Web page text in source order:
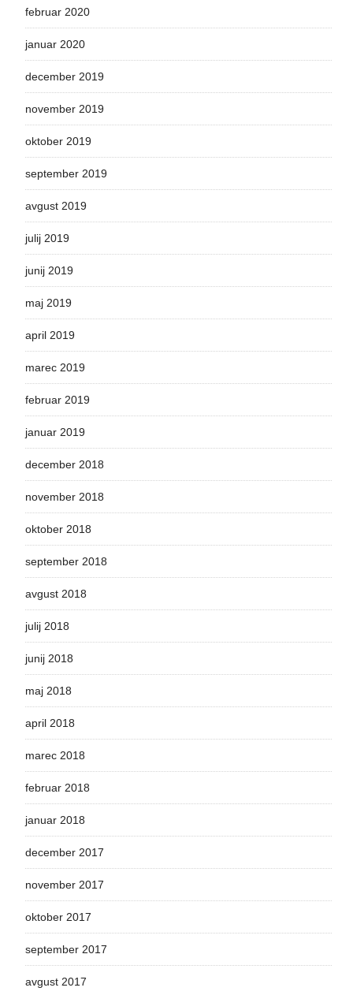
februar 2020
januar 2020
december 2019
november 2019
oktober 2019
september 2019
avgust 2019
julij 2019
junij 2019
maj 2019
april 2019
marec 2019
februar 2019
januar 2019
december 2018
november 2018
oktober 2018
september 2018
avgust 2018
julij 2018
junij 2018
maj 2018
april 2018
marec 2018
februar 2018
januar 2018
december 2017
november 2017
oktober 2017
september 2017
avgust 2017